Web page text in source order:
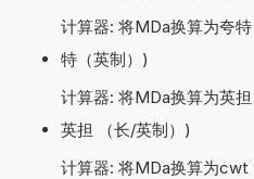
计算器: 将MDa换算为夸
特（英制）)
计算器: 将MDa换算为英
英担 （长/英制）)
计算器: 将MDa换算为cwt